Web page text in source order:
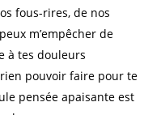
fous-rires, de nos
m’empêcher de
à tes douleurs
pouvoir faire pour te
pensée apaisante est